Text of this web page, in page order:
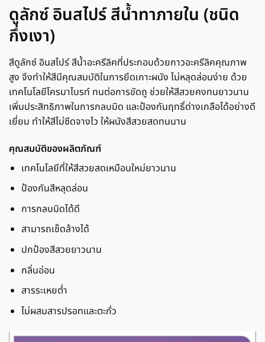
ดูลักซ์ อินสไปร์ สีน้ำทาภายใน (ชนิด
กึ่งเงา)
สีดูลักซ์ อินสไปร์ สีน้ำอะครีลิคที่ประกอบด้วยกาวอะครีลิคคุณภาพ
สูง จึงทำให้สีมีคุณสมบัติในการยึดเกาะผนัง ไม่หลุดล่อนง่าย ด้วย
เทคโนโลยีโครมาไบรท์ ทนต่อการขัดถู ช่วยให้สีสวยคงทนยาวนาน
เพิ่มประสิทธิภาพในการกลบมิด และป้องกันฤทธิ์ด่างเกลือได้อย่างดี
เยี่ยม ทำให้สีไม่ซีดจางไว ให้ผนังสีสวยสดทนนาน
คุณสมบัติของผลิตภัณฑ์
เทคโนโลยีที่ให้สีสวยสดเหมือนใหม่ยาวนาน
ป้องกันสีหลุดล่อน
การกลบมิดได้ดี
สามารถเช็ดล้างได้
ปกป้องสีสวยยาวนาน
กลิ่นอ่อน
สารระเหยต่ำ
ไม่ผสมสารปรอทและตะกั่ว